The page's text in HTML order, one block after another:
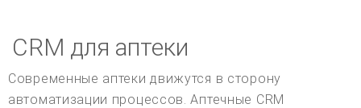
CRM для аптеки
Современные аптеки движутся в сторону
автоматизации процессов. Аптечные CRM